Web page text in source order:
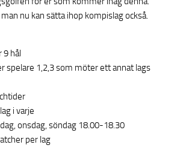
nu kan sätta ihop kompislag också.
9 hål
spelare 1,2,3 som möter ett annat lags
i varje
onsdag, söndag 18.00-18.30
per lag